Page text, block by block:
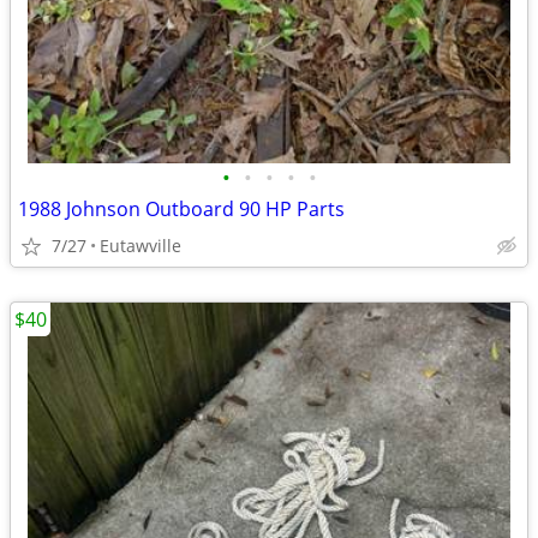
• • • • •
1988 Johnson Outboard 90 HP Parts
7/27 Eutawville
$40